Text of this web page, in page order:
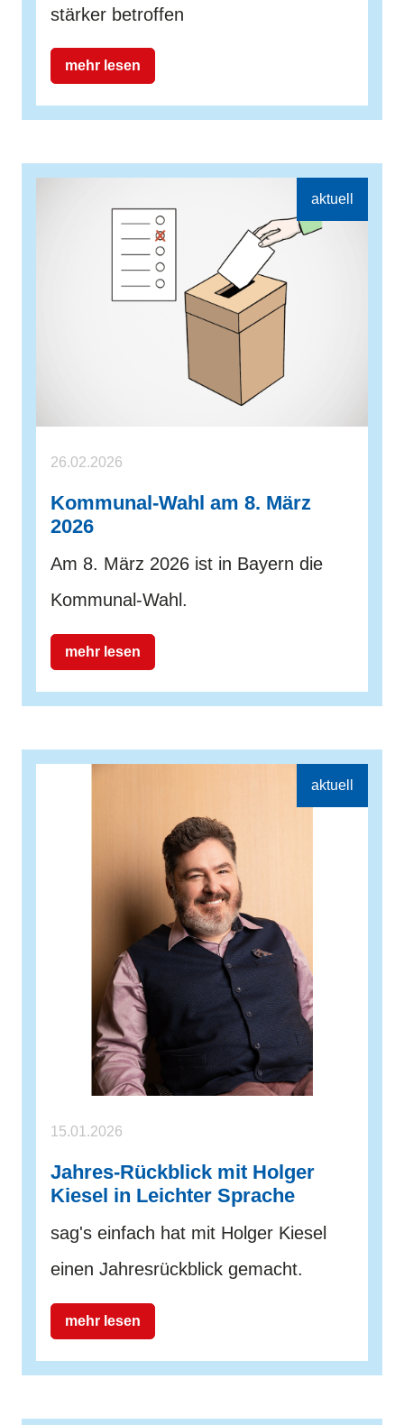
stärker betroffen
mehr lesen
26.02.2026
Kommunal-Wahl am 8. März
2026
Am 8. März 2026 ist in Bayern die
Kommunal-Wahl.
mehr lesen
15.01.2026
Jahres-Rückblick mit Holger
Kiesel in Leichter Sprache
sag's einfach hat mit Holger Kiesel
einen Jahresrückblick gemacht.
mehr lesen